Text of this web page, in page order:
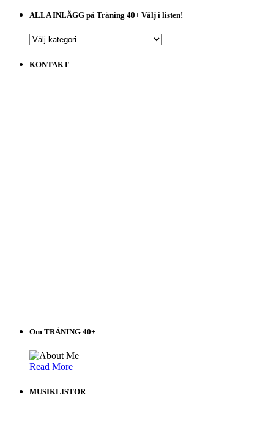
ALLA INLÄGG på Träning 40+ Välj i listen!
ALLA
på
KONTAKT
Om TRÄNING 40+
Read More
MUSIKLISTOR